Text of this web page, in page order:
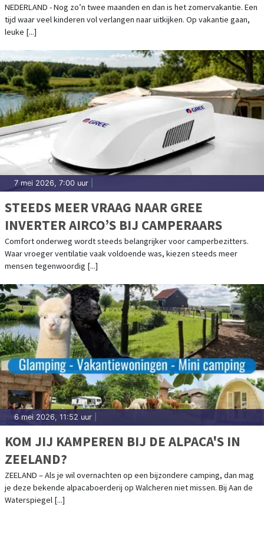
NEDERLAND - Nog zo’n twee maanden en dan is het zomervakantie. Een
tijd waar veel kinderen vol verlangen naar uitkijken. Op vakantie gaan,
leuke [...]
7 mei 2026, 7:00 uur
STEEDS MEER VRAAG NAAR GREE
INVERTER AIRCO’S BIJ CAMPERAARS
Comfort onderweg wordt steeds belangrijker voor camperbezitters.
Waar vroeger ventilatie vaak voldoende was, kiezen steeds meer
mensen tegenwoordig [...]
6 mei 2026, 11:52 uur
KOM JIJ KAMPEREN BIJ DE ALPACA'S IN
ZEELAND?
ZEELAND – Als je wil overnachten op een bijzondere camping, dan mag
je deze bekende alpacaboerderij op Walcheren niet missen. Bij Aan de
Waterspiegel [...]